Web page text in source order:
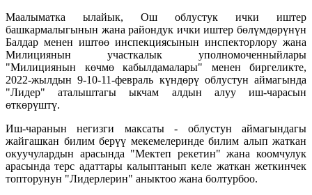
Маалыматка ылайык, Ош облустук ички иштер
башкармалыгынын жана райондук ички иштер бөлүмдөрүнүн
Балдар менен иштөө инспекциясынын инспекторлору жана
Милициянын участкалык уполномоченныйлары
"Милициянын көчмө кабылдамалары" менен биргеликте,
2022-жылдын 9-10-11-февраль күндөрү облустун аймагында
"Лидер" аталыштагы ыкчам алдын алуу иш-чарасын
өткөрүштү.
Иш-чаранын негизги максаты - облустун аймагындагы
жайгашкан билим берүү мекемелеринде билим алып жаткан
окуучулардын арасында "Мектеп рекетин" жана коомчулук
арасында терс адаттары калыптанып келе жаткан жеткинчек
топторунун "Лидерлерин" аныктоо жана болтурбоо.